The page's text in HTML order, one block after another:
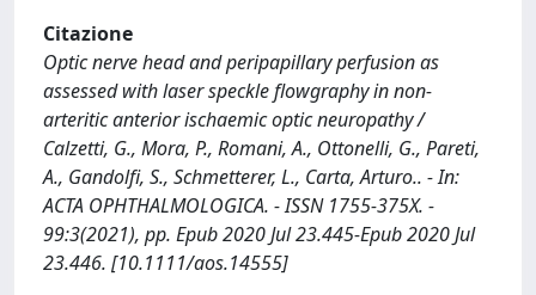
Citazione
Optic nerve head and peripapillary perfusion as
assessed with laser speckle flowgraphy in non-
arteritic anterior ischaemic optic neuropathy /
Calzetti, G., Mora, P., Romani, A., Ottonelli, G., Pareti,
A., Gandolfi, S., Schmetterer, L., Carta, Arturo.. - In:
ACTA OPHTHALMOLOGICA. - ISSN 1755-375X. -
99:3(2021), pp. Epub 2020 Jul 23.445-Epub 2020 Jul
23.446. [10.1111/aos.14555]